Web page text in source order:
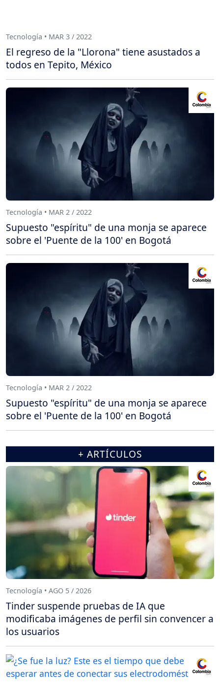
Tecnología • MAR 3 / 2022
El regreso de la "Llorona" tiene asustados a
todos en Tepito, México
Tecnología • MAR 2 / 2022
Supuesto "espíritu" de una monja se aparece
sobre el 'Puente de la 100' en Bogotá
Tecnología • MAR 2 / 2022
Supuesto "espíritu" de una monja se aparece
sobre el 'Puente de la 100' en Bogotá
+ ARTÍCULOS
Tecnología • AGO 5 / 2026
Tinder suspende pruebas de IA que
modificaba imágenes de perfil sin convencer a
los usuarios